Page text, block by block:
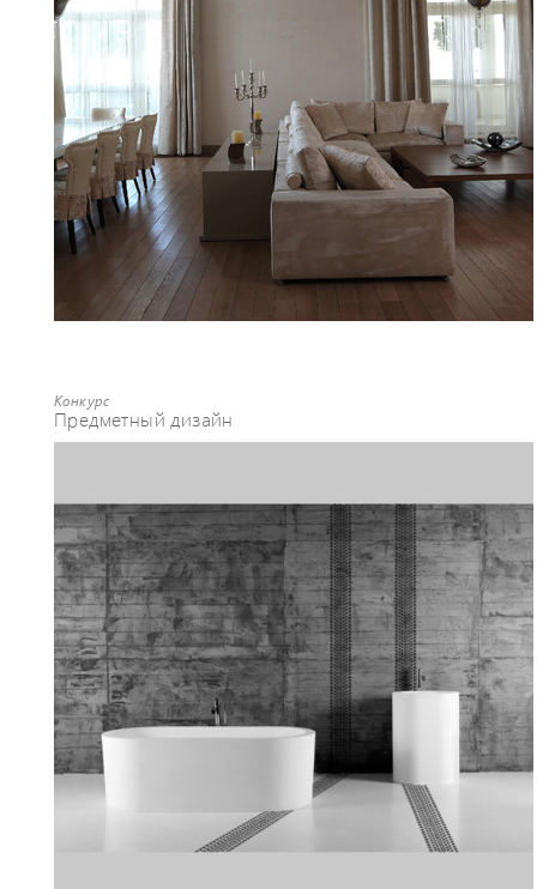
Конкурс
Предметный дизайн